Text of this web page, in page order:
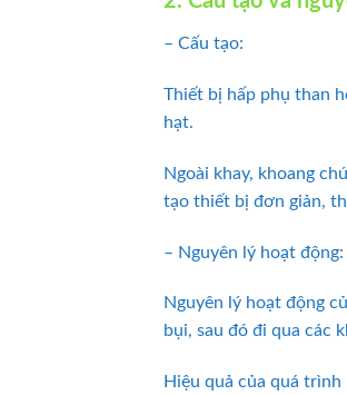
– Cấu tạo:
Thiết bị hấp phụ than
hạt.
Ngoài khay, khoang
tạo thiết bị đơn giản,
– Nguyên lý hoạt động:
Nguyên lý hoạt động
bụi, sau đó đi qua các
Hiệu quả của quá